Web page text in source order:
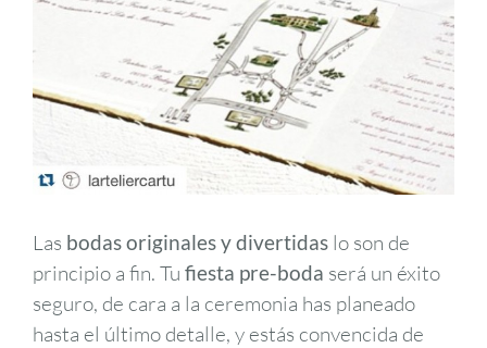
Las bodas originales y divertidas lo son de
principio a fin. Tu fiesta pre-boda será un éxito
seguro, de cara a la ceremonia has planeado
hasta el último detalle, y estás convencida de